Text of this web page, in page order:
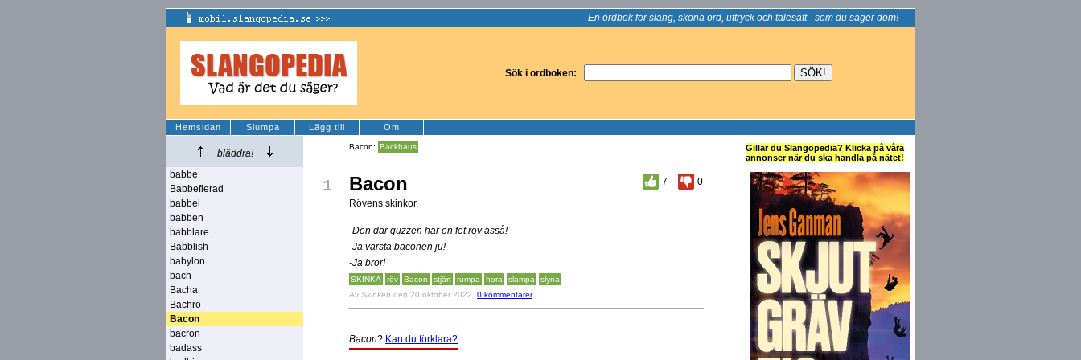
En ordbok för slang, sköna ord, uttryck och talesätt - som du säger dom!
Sök i ordboken:
Hemsidan Slumpa Lägg till Om
bläddra!
babbe
Babbefierad
babbel
babben
babblare
Babblish
babylon
bach
Bacha
Bachro
Bacon
bacron
badass
Bacon: Backhaus
1 Bacon 7
0
Rövens skinkor.
-Den där guzzen har en fet röv asså!
-Ja värsta baconen ju!
-Ja bror!
SKINKA röv Bacon stjärt rumpa hora slampa
slyna
Av Skinken den 20 oktober 2022 0 kommentarer
Bacon? Kan du förklara?
Gillar du Slangopedia? Klicka på våra
annonser när du ska handla på nätet!